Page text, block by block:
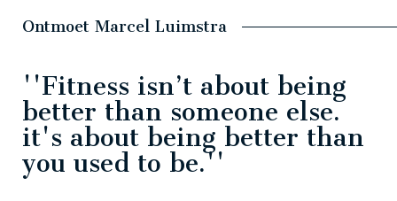
Ontmoet Marcel Luimstra
''Fitness isn’t about being
better than someone else.
it's about being better than
you used to be.''